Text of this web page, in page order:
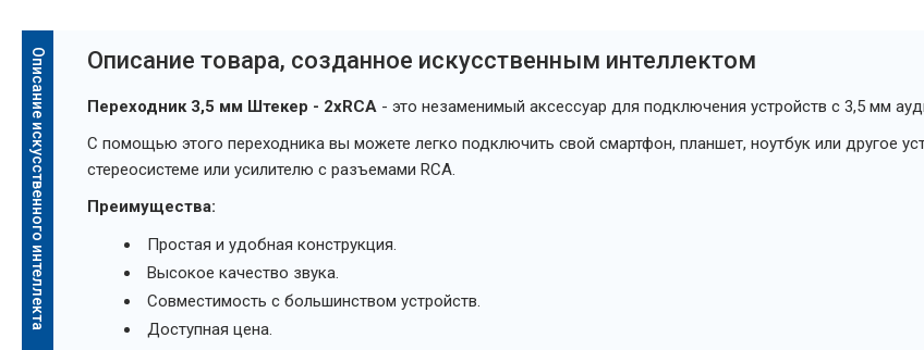
Описание искусственного интеллекта
Oписание товара, созданное искусственным интеллектом
Переходник 3,5 мм Штекер - 2xRCA - это незаменимый аксессуар для подключения устройств с 3,5 мм
С помощью этого переходника вы можете легко подключить свой смартфон, планшет, ноутбук или другое
стереосистеме или усилителю с разъемами RCA.
Преимущества:
Простая и удобная конструкция.
Высокое качество звука.
Совместимость с большинством устройств.
Доступная цена.